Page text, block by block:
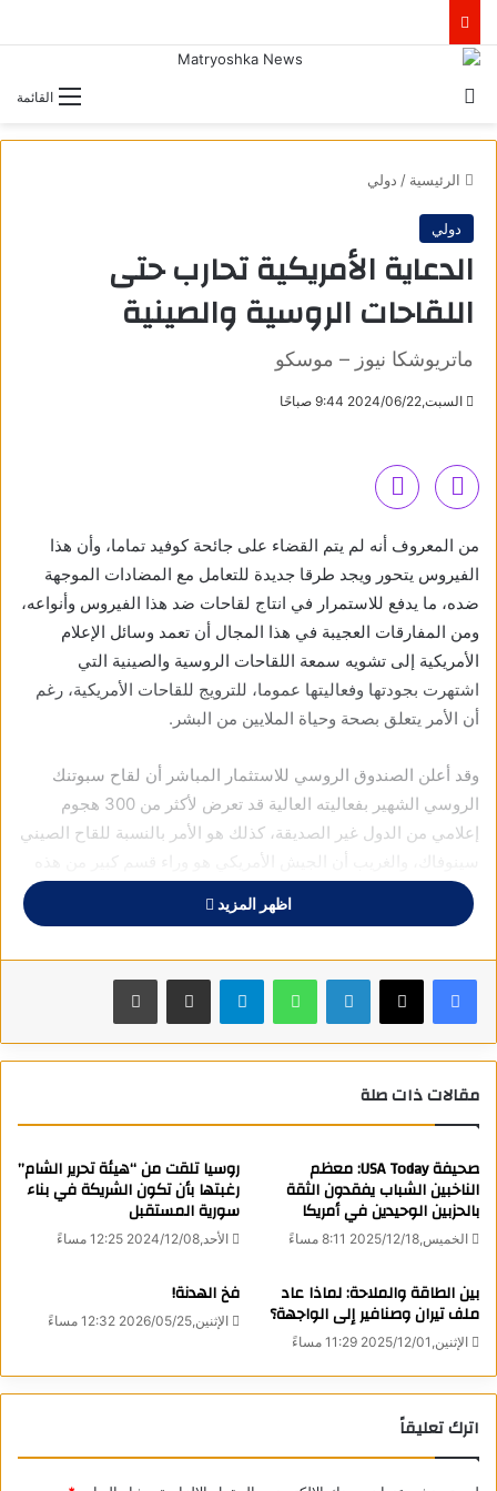
القائمة
الرئيسية / دولي
دولي
الدعاية الأمريكية تحارب حتى
اللقاحات الروسية والصينية
ماتريوشكا نيوز – موسكو
السبت,2024/06/22 9:44 صباحًا
من المعروف أنه لم يتم القضاء على جائحة كوفيد تماما، وأن هذا
الفيروس يتحور ويجد طرقا جديدة للتعامل مع المضادات الموجهة
ضده، ما يدفع للاستمرار في انتاج لقاحات ضد هذا الفيروس وأنواعه،
ومن المفارقات العجيبة في هذا المجال أن تعمد وسائل الإعلام
الأمريكية إلى تشويه سمعة اللقاحات الروسية والصينية التي
اشتهرت بجودتها وفعاليتها عموما، للترويج للقاحات الأمريكية، رغم
أن الأمر يتعلق بصحة وحياة الملايين من البشر.
وقد أعلن الصندوق الروسي للاستثمار المباشر أن لقاح سبوتنك
الروسي الشهير بفعاليته العالية قد تعرض لأكثر من 300 هجوم
إعلامي من الدول غير الصديقة، كذلك هو الأمر بالنسبة للقاح الصيني
سينوفاك، والغريب أن الجيش الأمريكي هو وراء قسم كبير من هذه
الحملات لتشويه سمعة اللقاح الصيني وزرع الشكوك حوله.
بالفيروسات الدكتور فادي فينيانوس أكد أن الدراسات الأمريكية ذاتها
قد أثبتت نجاحة اللقاحين الروسي سبوتنك والصيني سينوفاك وأنهما
ويمكن تكثيف بعض الفروقات بين اللقاحات على الشكل التالي:
المناعي لانتاج الأجسام المضادة، ونسبة فعاليته 92% يحفظ بدرجات
حرارة 2-8
النواقل الفيروسية نسبة الفعالية 90% ويحفظ بدرجات حرارة 2-8
– جونسن أند جونسون ويعتمد على الفيروس الغداني البشري ويدفع
جهاز المناعة لإنتاج الأجسام المضادة نسبة الفعالية 72% يحفز
– موديرنا ويعتمد تقنية الحمض النووي الريبوزي نسبة الفعالية 95%
اظهر المزيد
فيسبوك لينكدإن واتساب
مقالات ذات صلة
صحيفة USA Today: معظم
الناخبين الشباب يفقدون الثقة
بالحزبين الوحيدين في أمريكا
الخميس,2025/12/18 8:11 مساءً
روسيا تلقت من “هيئة تحرير الشام”
رغبتها بأن تكون الشريكة في بناء
سورية المستقبل
الأحد,2024/12/08 12:25 مساءً
بين الطاقة والملاحة: لماذا عاد
ملف تيران وصنافير إلى الواجهة؟
الإثنين,2025/12/01 11:29 مساءً
فخ الهدنة!
الإثنين,2026/05/25 12:32 مساءً
اترك تعليقاً